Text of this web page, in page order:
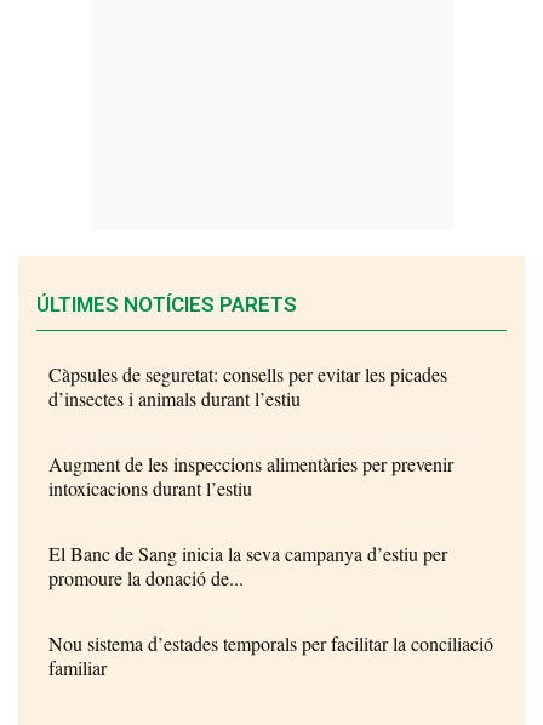
ÚLTIMES NOTÍCIES PARETS
Càpsules de seguretat: consells per evitar les picades
d’insectes i animals durant l’estiu
Augment de les inspeccions alimentàries per prevenir
intoxicacions durant l’estiu
El Banc de Sang inicia la seva campanya d’estiu per
promoure la donació de...
Nou sistema d’estades temporals per facilitar la conciliació
familiar